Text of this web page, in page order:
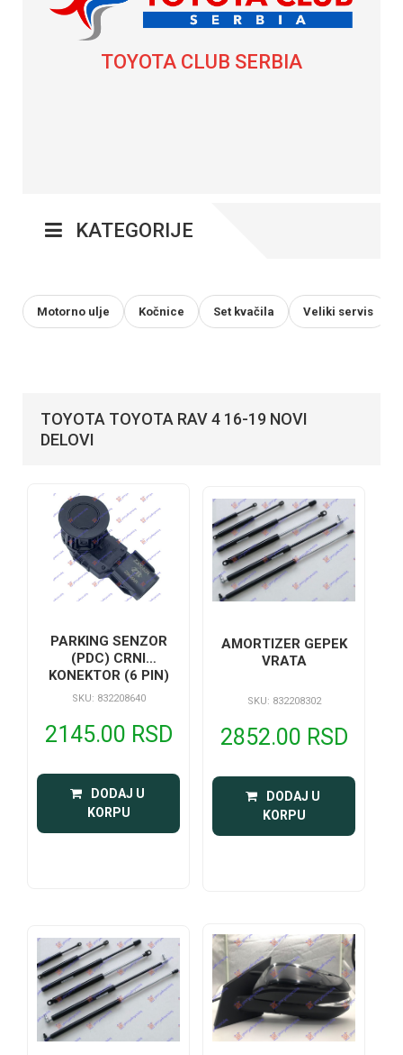
TOYOTA CLUB SERBIA
KATEGORIJE
Motorno ulje Kočnice Set kvačila Veliki servis
TOYOTA TOYOTA RAV 4 16-19 NOVI
DELOVI
PARKING SENZOR
(PDC) CRNI
KONEKTOR (6 PIN)
90M
SKU: 832208640
2145.00 RSD
DODAJ U
KORPU
AMORTIZER GEPEK
VRATA
SKU: 832208302
2852.00 RSD
DODAJ U
KORPU